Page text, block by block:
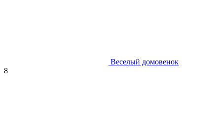
Веселый домовенок
8